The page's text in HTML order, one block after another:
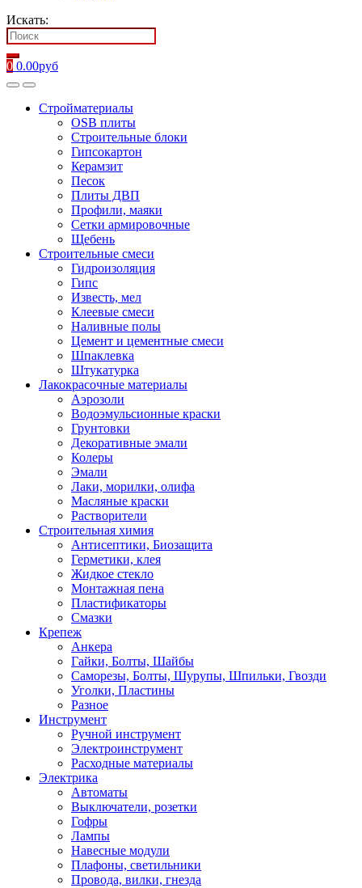
Искать:
0 0.00руб
Стройматериалы
OSB плиты
Строительные блоки
Гипсокартон
Керамзит
Песок
Плиты ДВП
Профили, маяки
Сетки армировочные
Щебень
Строительные смеси
Гидроизоляция
Гипс
Известь, мел
Клеевые смеси
Наливные полы
Цемент и цементные смеси
Шпаклевка
Штукатурка
Лакокрасочные материалы
Аэрозоли
Водоэмульсионные краски
Грунтовки
Декоративные эмали
Колеры
Эмали
Лаки, морилки, олифа
Масляные краски
Растворители
Строительная химия
Антисептики, Биозащита
Герметики, клея
Жидкое стекло
Монтажная пена
Пластификаторы
Смазки
Крепеж
Анкера
Гайки, Болты, Шайбы
Саморезы, Болты, Шурупы, Шпильки, Гвозди
Уголки, Пластины
Разное
Инструмент
Ручной инструмент
Электроинструмент
Расходные материалы
Электрика
Автоматы
Выключатели, розетки
Гофры
Лампы
Навесные модули
Плафоны, светильники
Провода, вилки, гнезда